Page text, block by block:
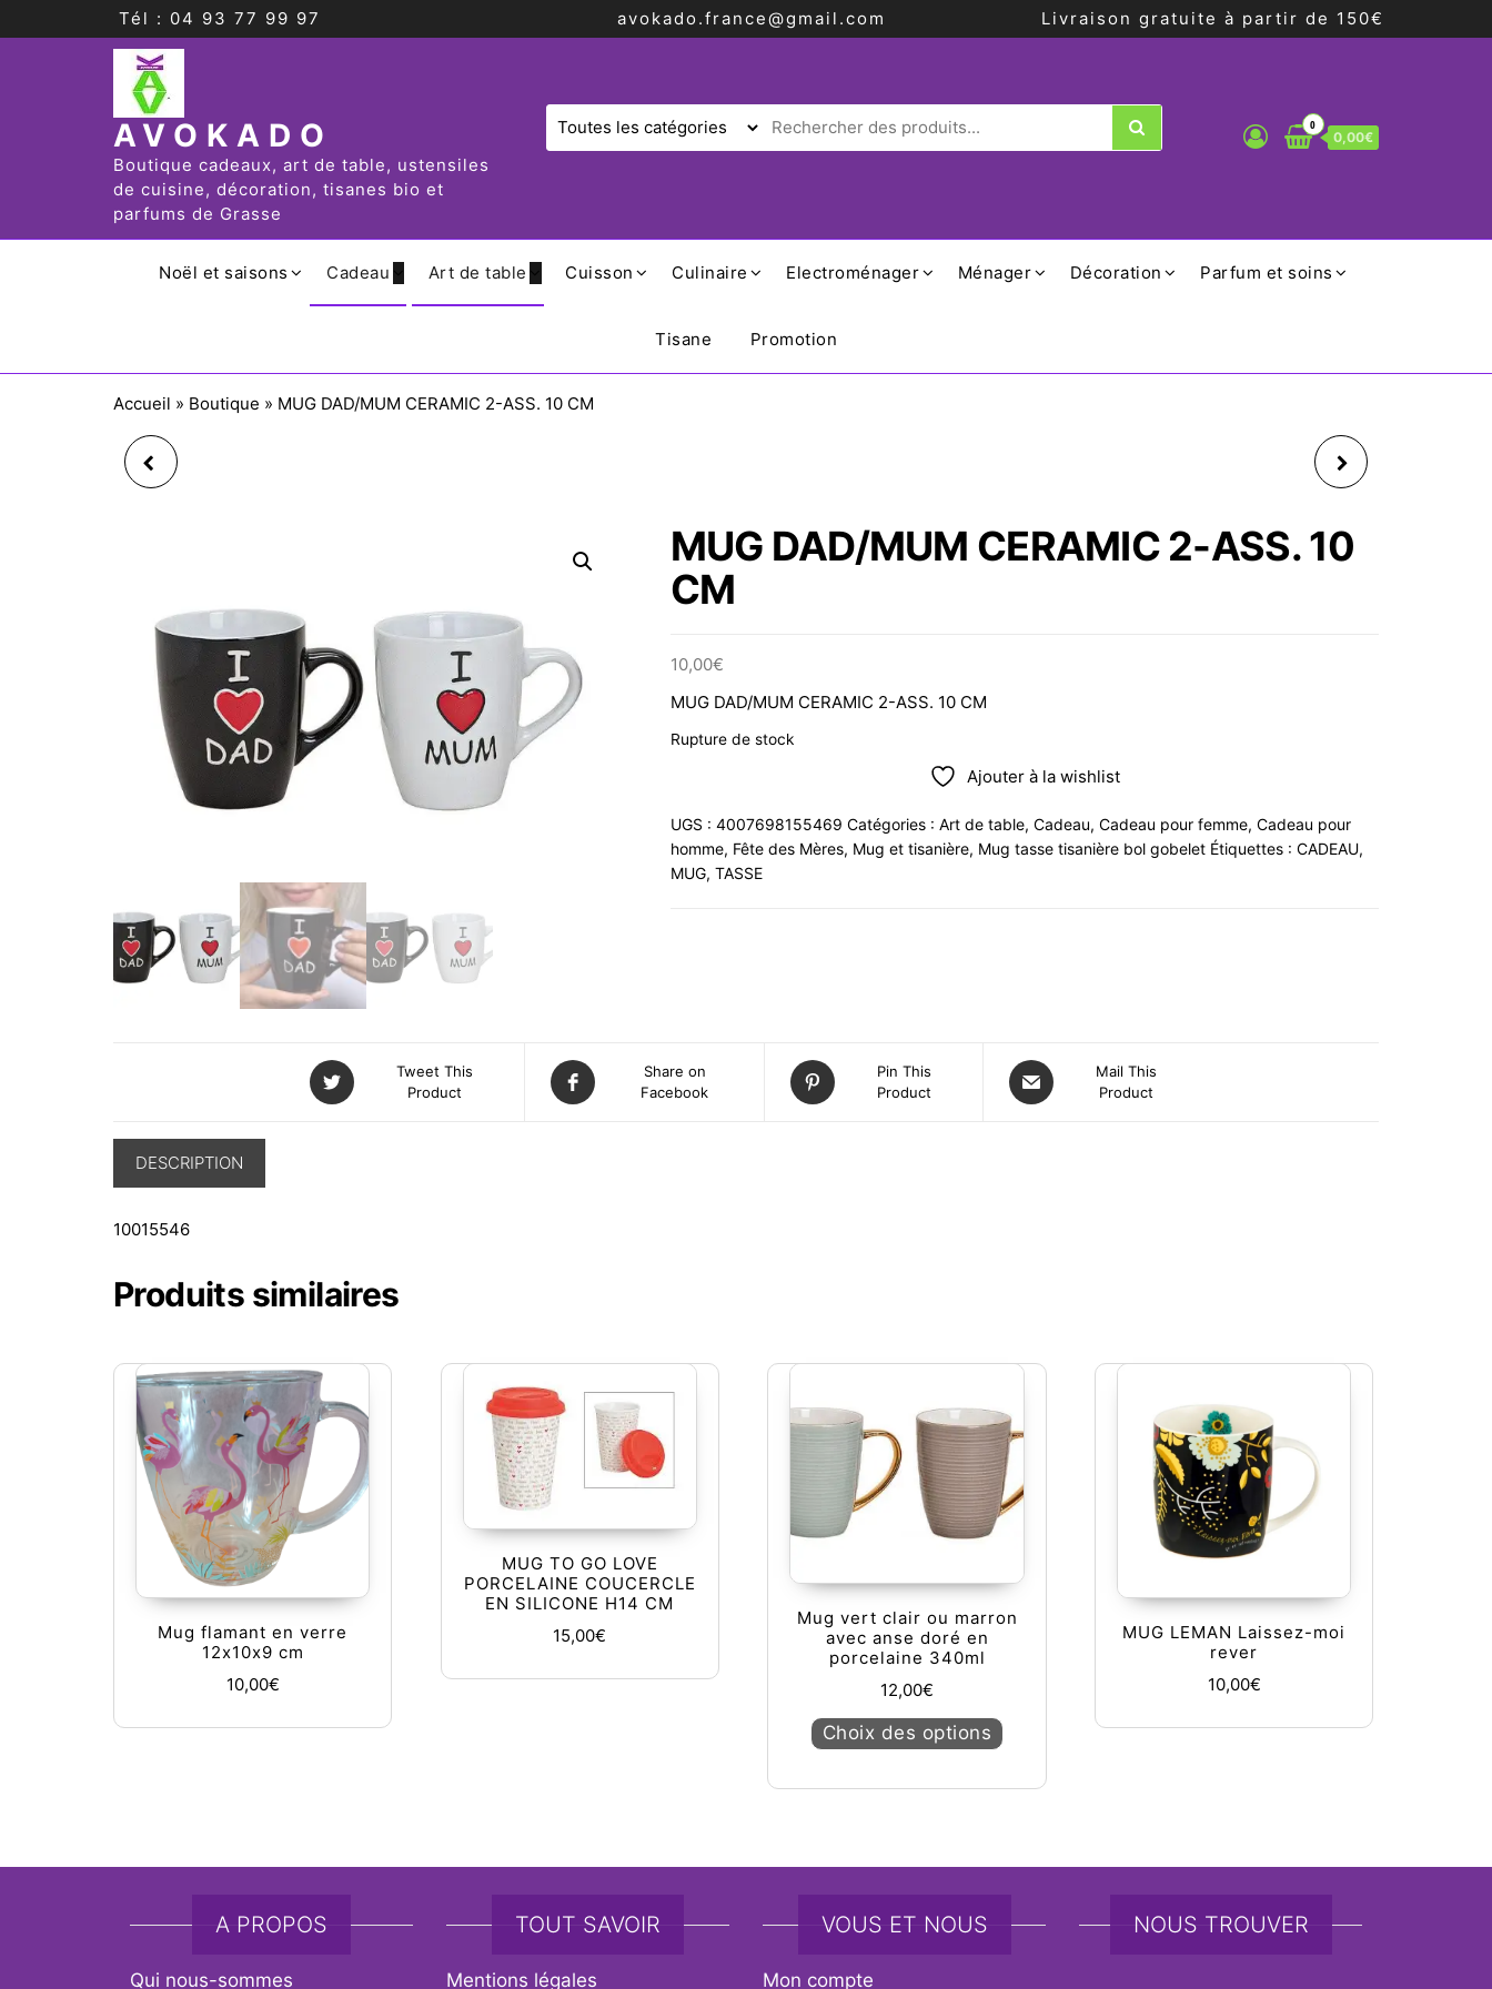
Tél : 04 93 77 99 97 avokado.france@gmail.com Livraison gratuite à partir de 150€
AVOKADO
Boutique cadeaux, art de table, ustensiles
de cuisine, décoration, tisanes bio et
parfums de Grasse
0
0,00€
Noël et saisons Cadeau Art de table Cuisson Culinaire Electroménager Ménager Décoration Parfum et soins
Tisane Promotion
Accueil » Boutique » MUG DAD/MUM CERAMIC 2-ASS. 10 CM
MUG DAD/MUM CERAMIC 2-ASS. 10
CM
10,00€
MUG DAD/MUM CERAMIC 2-ASS. 10 CM
Rupture de stock
Ajouter à la wishlist
UGS : 4007698155469 Catégories : Art de table, Cadeau, Cadeau pour femme, Cadeau pour
homme, Fête des Mères, Mug et tisanière, Mug tasse tisanière bol gobelet Étiquettes : CADEAU,
MUG, TASSE
Tweet This
Product
Share on
Facebook
Pin This
Product
Mail This
Product
DESCRIPTION
10015546
Produits similaires
Mug flamant en verre
12x10x9 cm
10,00€
MUG TO GO LOVE
PORCELAINE COUCERCLE
EN SILICONE H14 CM
15,00€
Mug vert clair ou marron
avec anse doré en
porcelaine 340ml
12,00€
Choix des options Ce produit a plusieurs variations. Les options peuvent être
MUG LEMAN Laissez-moi
rever
10,00€
A PROPOS
Qui nous-sommes
TOUT SAVOIR
Mentions légales
VOUS ET NOUS
Mon compte
NOUS TROUVER